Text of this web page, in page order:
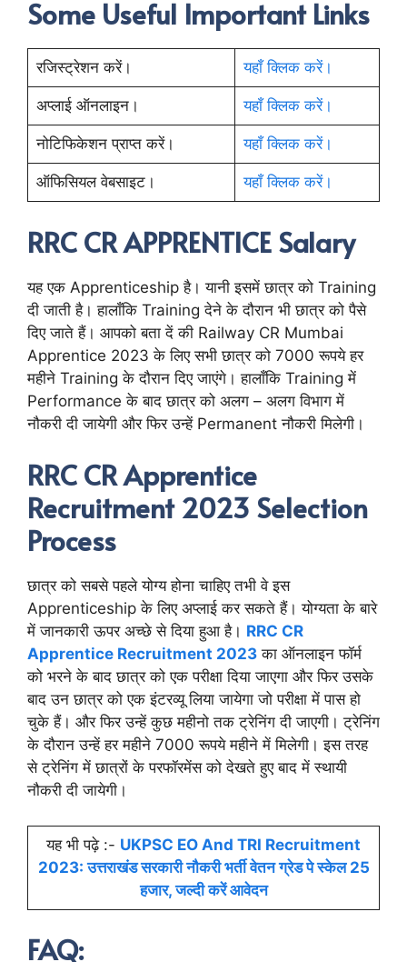
Some Useful Important Links
रजिस्ट्रेशन करें। यहाँ क्लिक करें।
अप्लाई ऑनलाइन। यहाँ क्लिक करें।
नोटिफिकेशन प्राप्त करें। यहाँ क्लिक करें।
ऑफिसियल वेबसाइट। यहाँ क्लिक करें।
RRC CR APPRENTICE Salary
यह एक Apprenticeship है। यानी इसमें छात्र को Training
दी जाती है। हालाँकि Training देने के दौरान भी छात्र को पैसे
दिए जाते हैं। आपको बता दें की Railway CR Mumbai
Apprentice 2023 के लिए सभी छात्र को 7000 रूपये हर
महीने Training के दौरान दिए जाएंगे। हालाँकि Training में
Performance के बाद छात्र को अलग – अलग विभाग में
नौकरी दी जायेगी और फिर उन्हें Permanent नौकरी मिलेगी।
RRC CR Apprentice
Recruitment 2023 Selection
Process
छात्र को सबसे पहले योग्य होना चाहिए तभी वे इस
Apprenticeship के लिए अप्लाई कर सकते हैं। योग्यता के बारे
में जानकारी ऊपर अच्छे से दिया हुआ है। RRC CR
Apprentice Recruitment 2023 का ऑनलाइन फॉर्म
को भरने के बाद छात्र को एक परीक्षा दिया जाएगा और फिर उसके
बाद उन छात्र को एक इंटरव्यू लिया जायेगा जो परीक्षा में पास हो
चुके हैं। और फिर उन्हें कुछ महीनो तक ट्रेनिंग दी जाएगी। ट्रेनिंग
के दौरान उन्हें हर महीने 7000 रूपये महीने में मिलेगी। इस तरह
से ट्रेनिंग में छात्रों के परफॉरमेंस को देखते हुए बाद में स्थायी
नौकरी दी जायेगी।
यह भी पढ़े :- UKPSC EO And TRI Recruitment
2023: उत्तराखंड सरकारी नौकरी भर्ती वेतन ग्रेड पे स्केल 25
हजार, जल्दी करें आवेदन
FAQ: